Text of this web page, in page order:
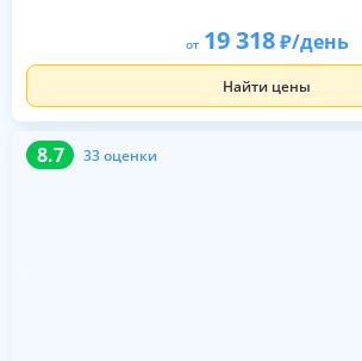
от 19 318 /день
Найти цены
8.7 33 оценки
8.7 33 оценки